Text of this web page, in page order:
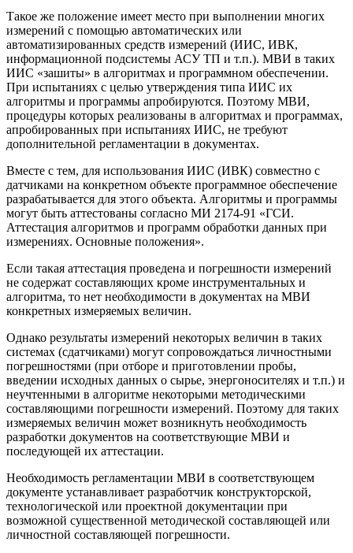
Такое же положение имеет место при выполнении многих
измерений с помощью автоматических или
автоматизированных средств измерений (ИИС, ИВК,
информационной подсистемы АСУ ТП и т.п.). МВИ в таких
ИИС «зашиты» в алгоритмах и программном обеспечении.
При испытаниях с целью утверждения типа ИИС их
алгоритмы и программы апробируются. Поэтому МВИ,
процедуры которых реализованы в алгоритмах и программах,
апробированных при испытаниях ИИС, не требуют
дополнительной регламентации в документах.
Вместе с тем, для использования ИИС (ИВК) совместно с
датчиками на конкретном объекте программное обеспечение
разрабатывается для этого объекта. Алгоритмы и программы
могут быть аттестованы согласно МИ 2174-91 «ГСИ.
Аттестация алгоритмов и программ обработки данных при
измерениях. Основные положения».
Если такая аттестация проведена и погрешности измерений
не содержат составляющих кроме инструментальных и
алгоритма, то нет необходимости в документах на МВИ
конкретных измеряемых величин.
Однако результаты измерений некоторых величин в таких
системах (сдатчиками) могут сопровождаться личностными
погрешностями (при отборе и приготовлении пробы,
введении исходных данных о сырье, энергоносителях и т.п.) и
неучтенными в алгоритме некоторыми методическими
составляющими погрешности измерений. Поэтому для таких
измеряемых величин может возникнуть необходимость
разработки документов на соответствующие МВИ и
последующей их аттестации.
Необходимость регламентации МВИ в соответствующем
документе устанавливает разработчик конструкторской,
технологической или проектной документации при
возможной существенной методической составляющей или
личностной составляющей погрешности.